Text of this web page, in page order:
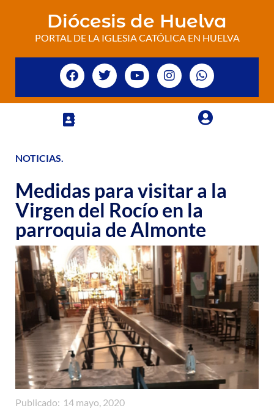
Diócesis de Huelva
PORTAL DE LA IGLESIA CATÓLICA EN HUELVA
NOTICIAS.
Medidas para visitar a la
Virgen del Rocío en la
parroquia de Almonte
Publicado: 14 mayo, 2020